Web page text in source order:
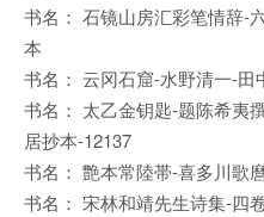
书名： 石镜山房汇彩笔情辞-
本
书名： 云冈石窟-水野清一-田
书名： 太乙金钥匙-题陈希夷
居抄本-12137
书名： 艶本常陸帯-喜多川歌
书名： 宋林和靖先生诗集-四